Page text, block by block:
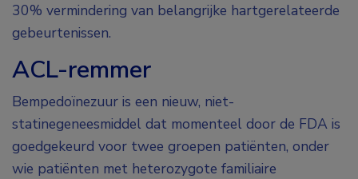
30% vermindering van belangrijke hartgerelateerde
gebeurtenissen.
ACL-remmer
Bempedoïnezuur is een nieuw, niet-
statinegeneesmiddel dat momenteel door de FDA is
goedgekeurd voor twee groepen patiënten, onder
wie patiënten met heterozygote familiaire